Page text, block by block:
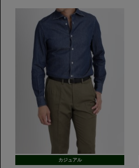
カジュアル